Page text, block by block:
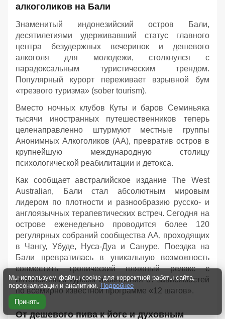
алкоголиков на Бали
Знаменитый индонезийский остров Бали,
десятилетиями удерживавший статус главного
центра безудержных вечеринок и дешевого
алкоголя для молодежи, столкнулся с
парадоксальным туристическим трендом.
Популярный курорт переживает взрывной бум
«трезвого туризма» (sober tourism).
Вместо ночных клубов Куты и баров Семиньяка
тысячи иностранных путешественников теперь
целенаправленно штурмуют местные группы
Анонимных Алкоголиков (АА), превратив остров в
крупнейшую международную столицу
психологической реабилитации и детокса.
Как сообщает австралийское издание The West
Australian, Бали стал абсолютным мировым
лидером по плотности и разнообразию русско- и
англоязычных терапевтических встреч. Сегодня на
острове еженедельно проводится более 120
регулярных собраний сообщества АА, проходящих
в Чангу, Убуде, Нуса-Дуа и Сануре. Поездка на
Бали превратилась в уникальную возможность
совместить тропический пляжный релакс с
интенсивным курсом избавления от зависимостей
по всемирно известной программе «12 шагов».
От дешевого пива к йоге и духовным
Мы используем файлы cookie для корректной работы сайта,
персонализации и аналитики. Подробнее
Принять